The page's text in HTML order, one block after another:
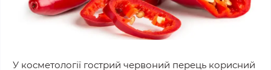
У косметології гострий червоний перець корисний